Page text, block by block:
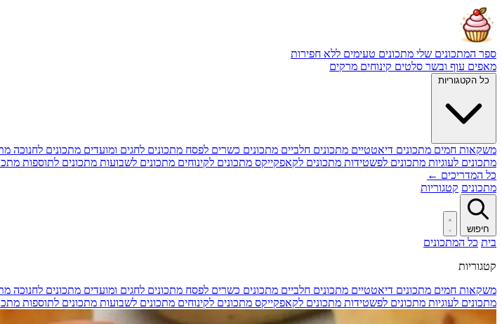
ספר המתכונים שלי מתכונים טעימים ללא חפירות
מאפים עוף ובשר סלטים קינוחים מרקים
כל הקטגוריות
משקאות חמים מתכונים דיאטטיים מתכונים חלביים מתכונים כשרים לפסח מתכונים לחגים ומועדים מתכונים לחנוכה
מתכונים לעוגיות מתכונים לפשטידות מתכונים לקאפקייקס מתכונים לקינוחים מתכונים לשבועות מתכונים לתוספות
כל המדריכים ←
מתכונים קטגוריות
חיפוש
בית כל המתכונים
קטגוריות
משקאות חמים מתכונים דיאטטיים מתכונים חלביים מתכונים כשרים לפסח מתכונים לחגים ומועדים מתכונים לחנוכה
מתכונים לעוגיות מתכונים לפשטידות מתכונים לקאפקייקס מתכונים לקינוחים מתכונים לשבועות מתכונים לתוספות